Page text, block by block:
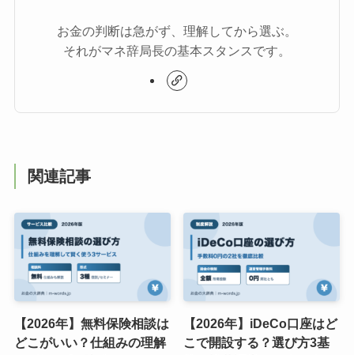
お金の判断は急がず、理解してから選ぶ。
それがマネ辞局長の基本スタンスです。
関連記事
【2026年】無料保険相談は
どこがいい？仕組みの理解
【2026年】iDeCo口座はど
こで開設する？選び方3基